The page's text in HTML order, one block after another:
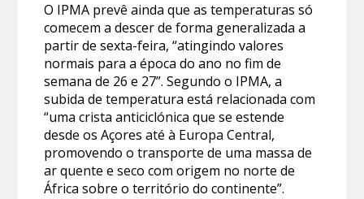
O IPMA prevê ainda que as temperaturas só
comecem a descer de forma generalizada a
partir de sexta-feira, “atingindo valores
normais para a época do ano no fim de
semana de 26 e 27”. Segundo o IPMA, a
subida de temperatura está relacionada com
“uma crista anticiclónica que se estende
desde os Açores até à Europa Central,
promovendo o transporte de uma massa de
ar quente e seco com origem no norte de
África sobre o território do continente”.